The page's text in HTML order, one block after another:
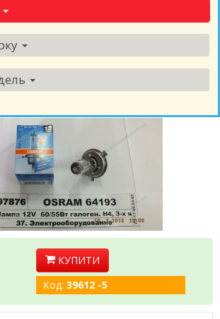
КУПИТИ
Код: 39612 -5